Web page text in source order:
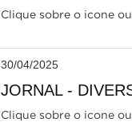
Clique sobre o icone
30/04/2025
JORNAL -
Clique sobre o icone